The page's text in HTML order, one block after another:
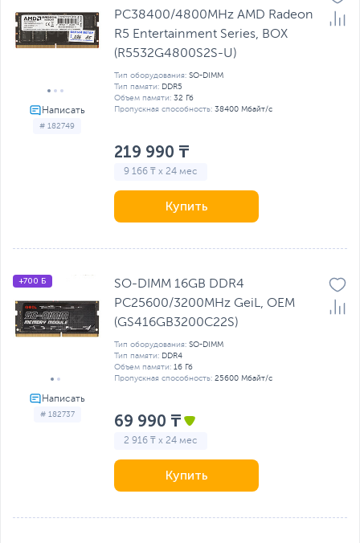
# 182749
PC38400/4800MHz AMD Radeon
R5 Entertainment Series, BOX
(R5532G4800S2S-U)
Тип оборудования: SO-DIMM
Тип памяти: DDR5
Объем памяти: 32 Гб
Пропускная способность: 38400 Мбайт/с
219 990 ₸
9 166 ₸ x 24 мес
Купить
# 182737
+700 Б
SO-DIMM 16GB DDR4
PC25600/3200MHz GeiL, OEM
(GS416GB3200C22S)
Тип оборудования: SO-DIMM
Тип памяти: DDR4
Объем памяти: 16 Гб
Пропускная способность: 25600 Мбайт/с
69 990 ₸
2 916 ₸ x 24 мес
Купить